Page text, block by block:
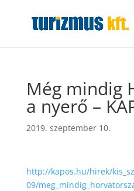
Még mindig
a nyerő –
2019. szeptember 10.
http://kapos.hu/hirek/
09/